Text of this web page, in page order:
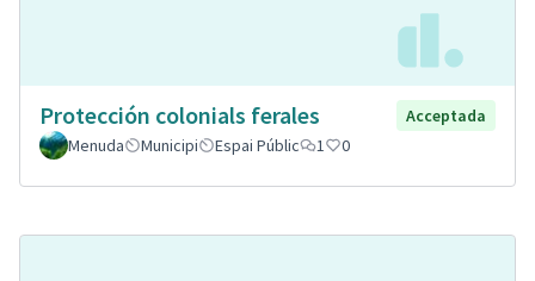
Protección colonials ferales
Acceptada
Menuda
Municipi Espai Públic 1 0